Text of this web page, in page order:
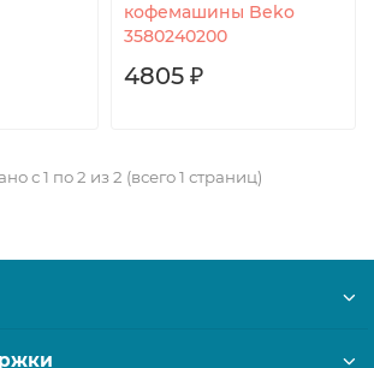
кофемашины Beko
3580240200
4805 ₽
с 1 по 2 из 2 (всего 1 страниц)